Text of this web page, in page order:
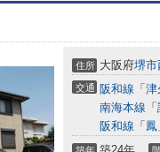
住所 大阪府堺市
交通 阪和線 「 津
南海本線 「
阪和線 「 鳳